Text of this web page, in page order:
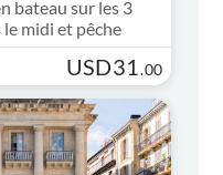
bateau sur les 3
le midi et pêche
USD31 .00